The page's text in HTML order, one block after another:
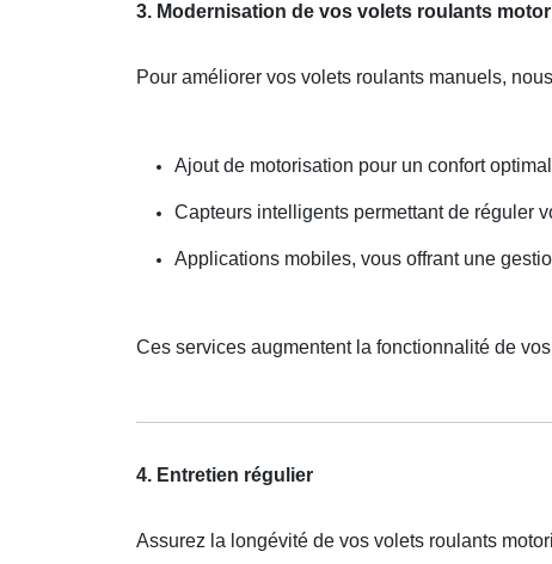
3. Modernisation de vos volets roulants
Pour améliorer vos volets roulants manuels,
Ajout de motorisation pour un confort
Capteurs intelligents permettant de réguler
Applications mobiles, vous offrant une
Ces services augmentent la fonctionnalité de
4. Entretien régulier
Assurez la longévité de vos volets roulants